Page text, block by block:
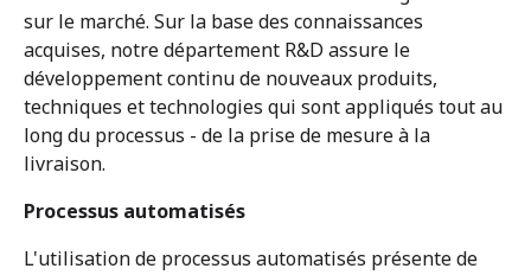
sur le marché. Sur la base des connaissances
acquises, notre département R&D assure le
développement continu de nouveaux produits,
techniques et technologies qui sont appliqués tout au
long du processus - de la prise de mesure à la
livraison.
Processus automatisés
L'utilisation de processus automatisés présente de